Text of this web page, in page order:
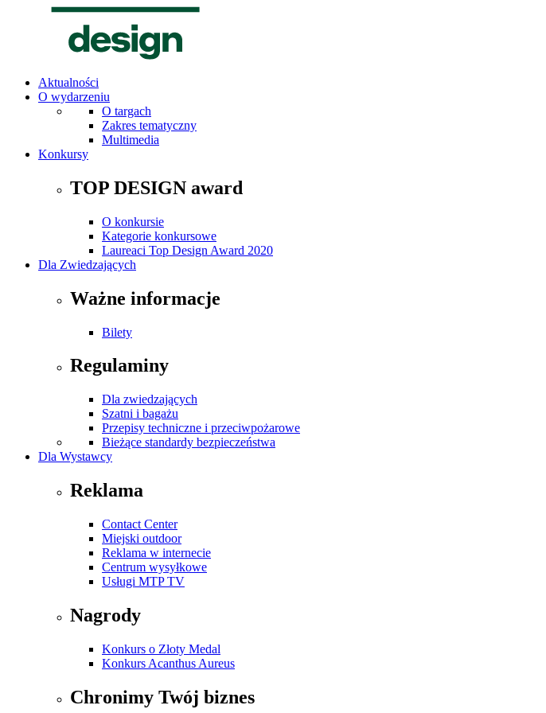
Aktualności
O wydarzeniu
O targach
Zakres tematyczny
Multimedia
Konkursy
TOP DESIGN award
O konkursie
Kategorie konkursowe
Laureaci Top Design Award 2020
Dla Zwiedzających
Ważne informacje
Bilety
Regulaminy
Dla zwiedzających
Szatni i bagażu
Przepisy techniczne i przeciwpożarowe
Bieżące standardy bezpieczeństwa
Dla Wystawcy
Reklama
Contact Center
Miejski outdoor
Reklama w internecie
Centrum wysyłkowe
Usługi MTP TV
Nagrody
Konkurs o Złoty Medal
Konkurs Acanthus Aureus
Chronimy Twój biznes